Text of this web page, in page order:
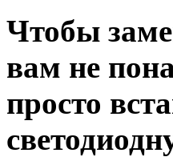
Чтобы
вам не
просто